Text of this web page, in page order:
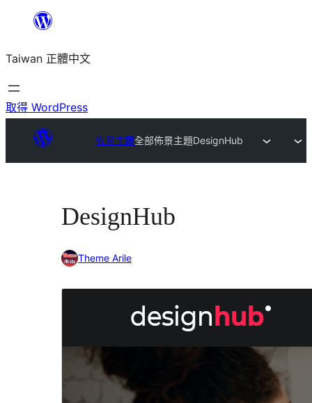
主
要
內
Taiwan 正體中文
取得 WordPress
佈景主題全部佈景主題DesignHub
DesignHub
Theme Arile